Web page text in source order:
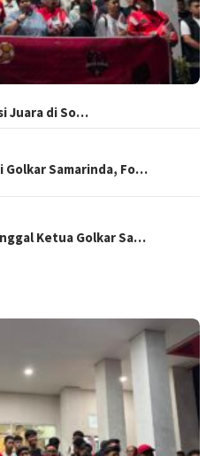
Juara di So…
Golkar Samarinda, Fo…
Ketua Golkar Sa…